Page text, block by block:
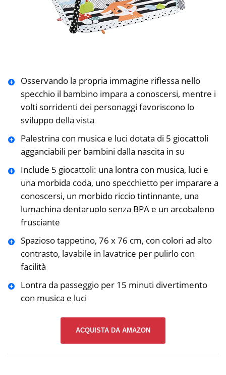
Osservando la propria immagine riflessa nello
specchio il bambino impara a conoscersi, mentre i
volti sorridenti dei personaggi favoriscono lo
sviluppo della vista
Palestrina con musica e luci dotata di 5 giocattoli
agganciabili per bambini dalla nascita in su
Include 5 giocattoli: una lontra con musica, luci e
una morbida coda, uno specchietto per imparare a
conoscersi, un morbido riccio tintinnante, una
lumachina dentaruolo senza BPA e un arcobaleno
frusciante
Spazioso tappetino, 76 x 76 cm, con colori ad alto
contrasto, lavabile in lavatrice per pulirlo con
facilità
Lontra da passeggio per 15 minuti divertimento
con musica e luci
ACQUISTA DA AMAZON